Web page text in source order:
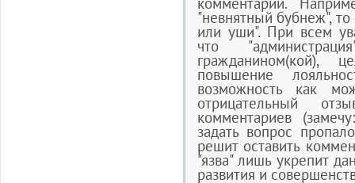
"невнятный бубнеж",
или уши". При всем
что
гражданином(кой),
повышение
возможность как
отрицательный
комментариев
задать вопрос
решит оставить
"язва" лишь укрепит
развития и